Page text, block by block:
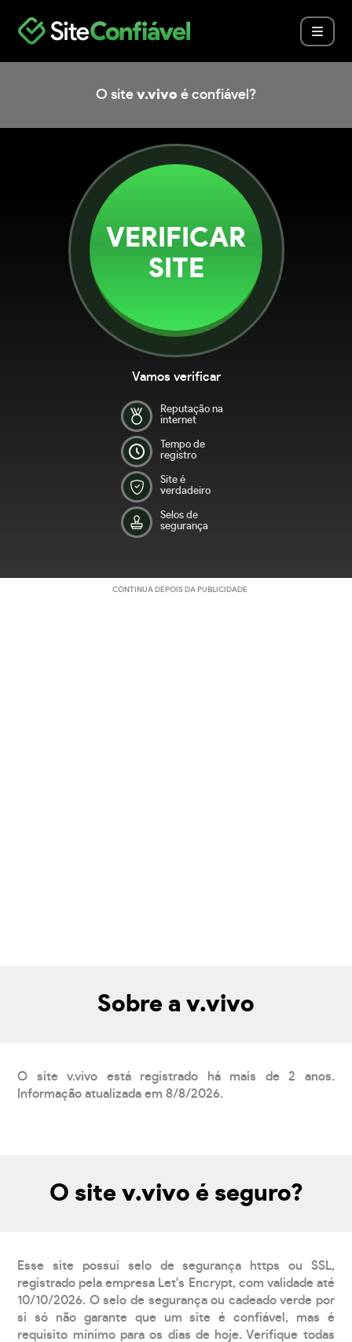
O site v.vivo é confiável?
VERIFICAR
SITE
Vamos verificar
Reputação na
internet
Tempo de
registro
Site é
verdadeiro
Selos de
segurança
CONTINUA DEPOIS DA PUBLICIDADE
Sobre a v.vivo
O site v.vivo está registrado há mais de 2 anos.
Informação atualizada em 8/8/2026.
O site v.vivo é seguro?
Esse site possui selo de segurança https ou SSL,
registrado pela empresa Let's Encrypt, com validade até
10/10/2026. O selo de segurança ou cadeado verde por
si só não garante que um site é confiável, mas é
requisito mínimo para os dias de hoje. Verifique todas